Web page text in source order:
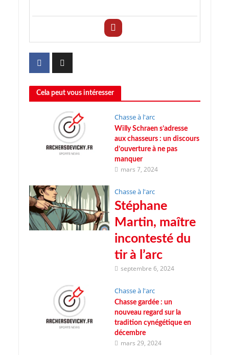
Cela peut vous intéresser
Chasse à l'arc
Willy Schraen s’adresse
aux chasseurs : un discours
d’ouverture à ne pas
manquer
mars 7, 2024
Chasse à l'arc
Stéphane
Martin, maître
incontesté du
tir à l’arc
septembre 6, 2024
Chasse à l'arc
Chasse gardée : un
nouveau regard sur la
tradition cynégétique en
décembre
mars 29, 2024